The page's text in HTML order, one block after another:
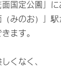
国定公園」に
（みのお）」
ます。
くなく、